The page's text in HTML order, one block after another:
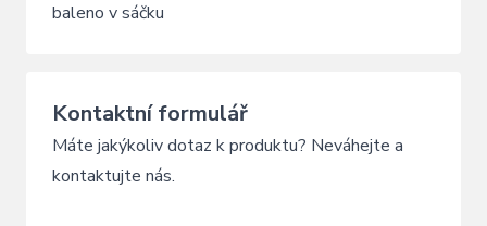
baleno v sáčku
Kontaktní formulář
Máte jakýkoliv dotaz k produktu? Neváhejte a
kontaktujte nás.